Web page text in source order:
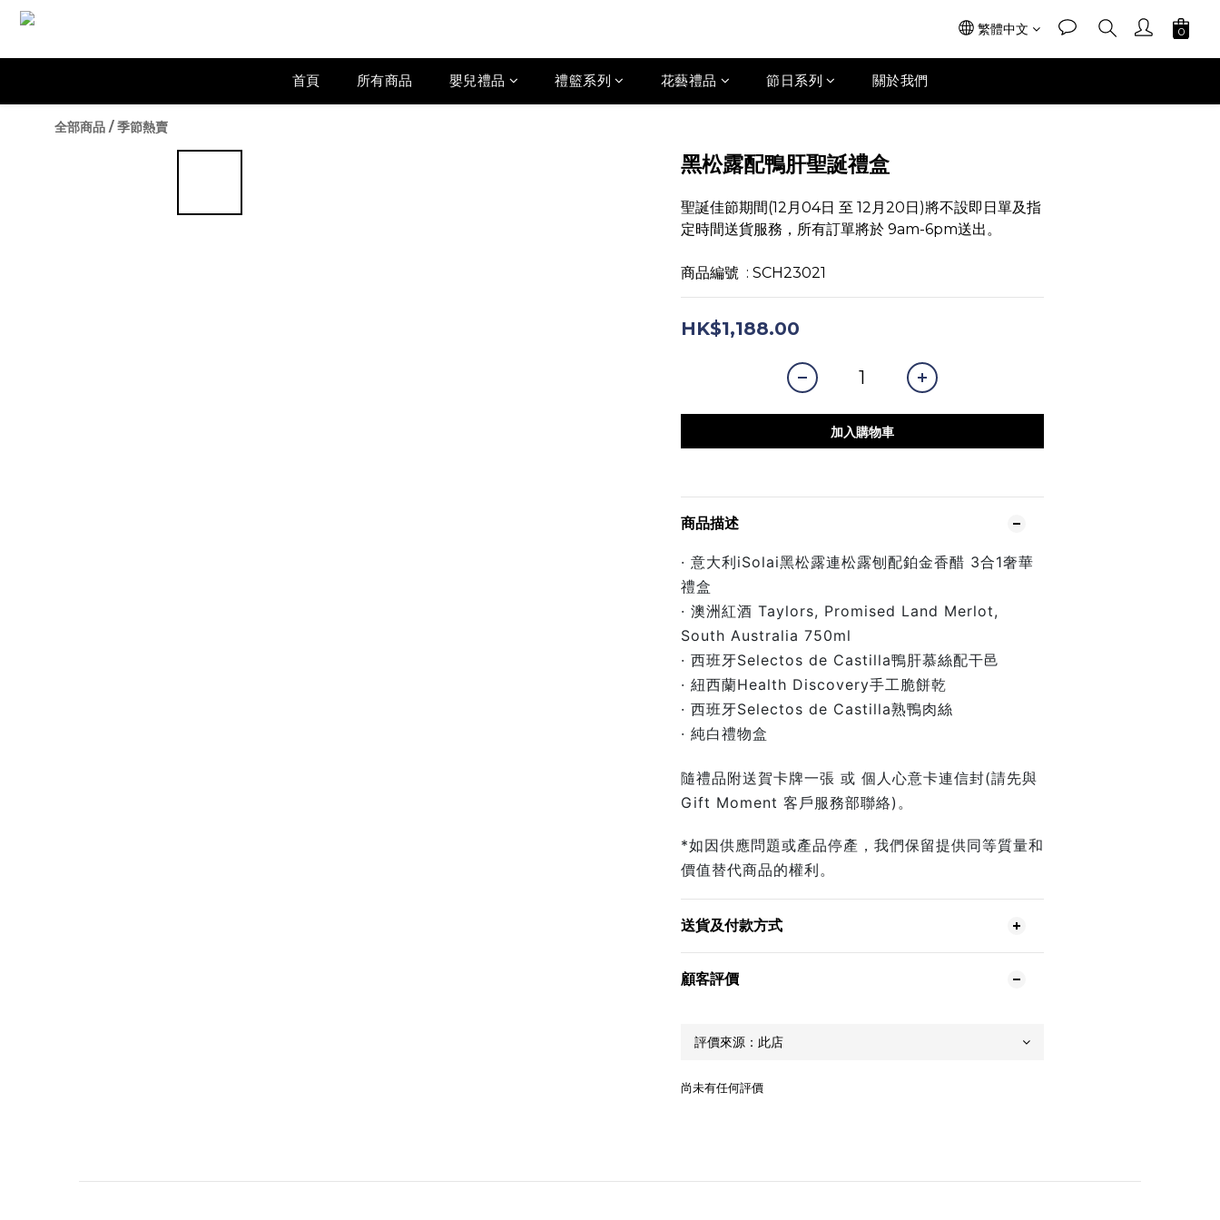
繁體中文
首頁 所有商品 嬰兒禮品 禮籃系列 花藝禮品 節日系列 關於我們
全部商品 /季節熱賣
黑松露配鴨肝聖誕禮盒
聖誕佳節期間(12月04日 至 12月20日)將不設即日單及指
定時間送貨服務，所有訂單將於 9am-6pm送出。
商品編號  : SCH23021
HK$1,188.00
加入購物車
商品描述
· 意大利iSolai黑松露連松露刨配鉑金香醋 3合1奢華
禮盒
· 澳洲紅酒 Taylors, Promised Land Merlot,
South Australia 750ml
· 西班牙Selectos de Castilla鴨肝慕絲配干邑
· 紐西蘭Health Discovery手工脆餅乾
· 西班牙Selectos de Castilla熟鴨肉絲
· 純白禮物盒
隨禮品附送賀卡牌一張 或 個人心意卡連信封(請先與
Gift Moment 客戶服務部聯絡)。
*如因供應問題或產品停產，我們保留提供同等質量和
價值替代商品的權利。
送貨及付款方式
顧客評價
尚未有任何評價